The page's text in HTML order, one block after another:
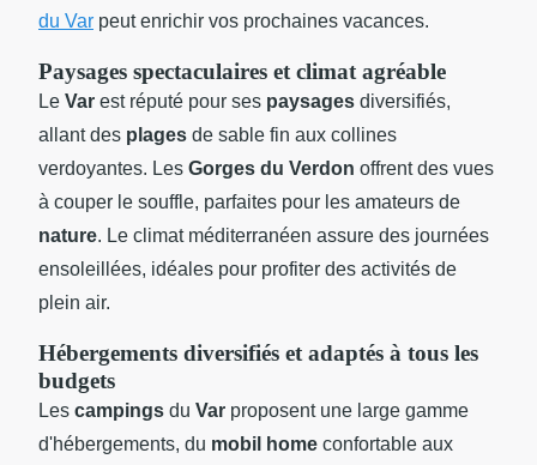
du Var peut enrichir vos prochaines vacances.
Paysages spectaculaires et climat agréable
Le Var est réputé pour ses paysages diversifiés,
allant des plages de sable fin aux collines
verdoyantes. Les Gorges du Verdon offrent des vues
à couper le souffle, parfaites pour les amateurs de
nature. Le climat méditerranéen assure des journées
ensoleillées, idéales pour profiter des activités de
plein air.
Hébergements diversifiés et adaptés à tous les
budgets
Les campings du Var proposent une large gamme
d'hébergements, du mobil home confortable aux